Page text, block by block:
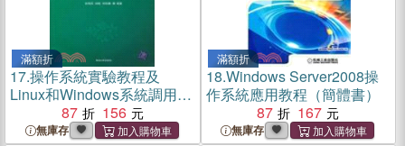
滿額折
17.操作系統實驗教程及
Linux和Windows系統調用編
程（簡體書）
87 156
無庫存
滿額折
18.Windows Server2008操
作系統應用教程（簡體書）
87
167
無庫存